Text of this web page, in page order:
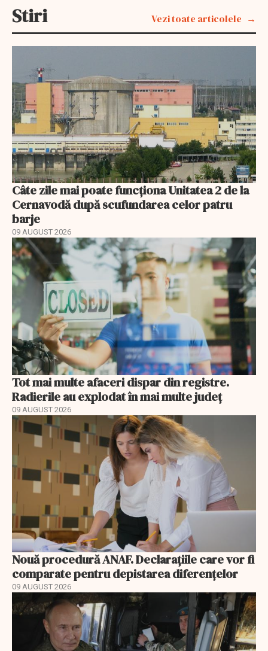
Stiri Vezi toate articolele
Câte zile mai poate funcționa Unitatea 2 de la
Cernavodă după scufundarea celor patru
barje
09 AUGUST 2026
Tot mai multe afaceri dispar din registre.
Radierile au explodat în mai multe județ
09 AUGUST 2026
Nouă procedură ANAF. Declarațiile care vor fi
comparate pentru depistarea diferențelor
09 AUGUST 2026